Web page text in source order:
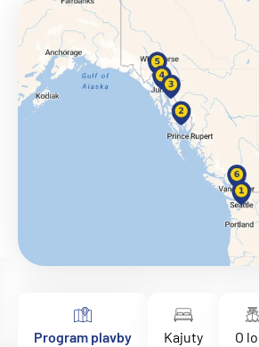
Program plavby Kajuty O